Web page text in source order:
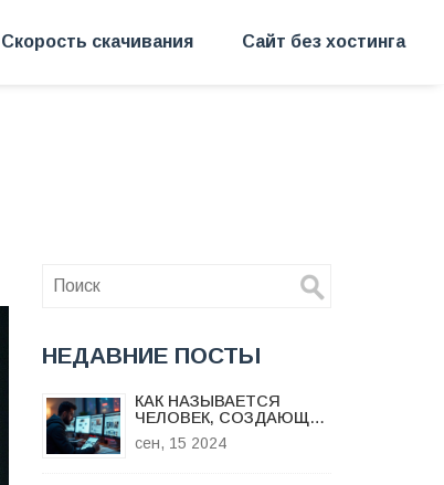
Скорость скачивания Сайт без хостинга
НЕДАВНИЕ ПОСТЫ
КАК НАЗЫВАЕТСЯ
ЧЕЛОВЕК, СОЗДАЮЩИЙ
ЛЕНДИНГИ: СОВЕТЫ ПО
ОФОРМЛЕНИЮ
сен, 15 2024